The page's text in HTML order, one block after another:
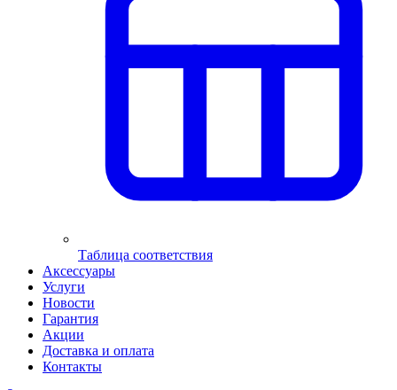
Таблица соответствия
Аксессуары
Услуги
Новости
Гарантия
Акции
Доставка и оплата
Контакты